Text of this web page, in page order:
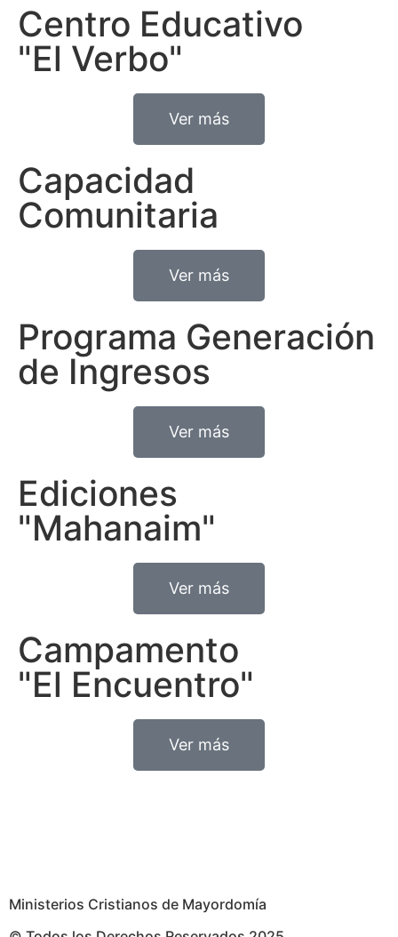
Centro Educativo
"El Verbo"
Ver más
Capacidad
Comunitaria
Ver más
Programa Generación
de Ingresos
Ver más
Ediciones
"Mahanaim"
Ver más
Campamento
"El Encuentro"
Ver más
Ministerios Cristianos de Mayordomía